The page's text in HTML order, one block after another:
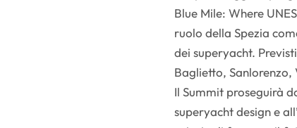
Blue Mile: Where
ruolo della Spezia
dei superyacht.
Baglietto,
Il Summit proseguirà
superyacht design e